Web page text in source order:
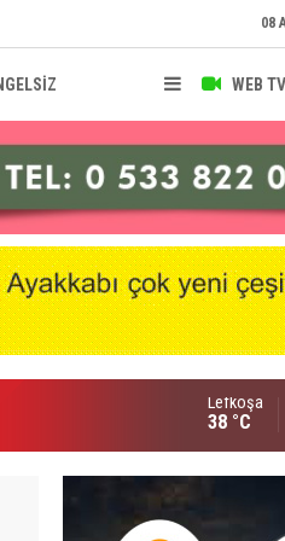
08
WEB TV
Futbol Kampı Lefkoşa’da
Lefkoşa
38 °C